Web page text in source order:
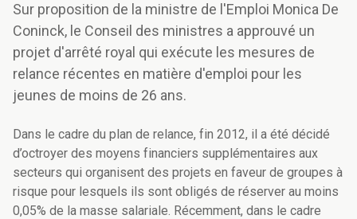
Sur proposition de la ministre de l'Emploi Monica De
Coninck, le Conseil des ministres a approuvé un
projet d'arrêté royal qui exécute les mesures de
relance récentes en matière d'emploi pour les
jeunes de moins de 26 ans.
Dans le cadre du plan de relance, fin 2012, il a été décidé
d’octroyer des moyens financiers supplémentaires aux
secteurs qui organisent des projets en faveur de groupes à
risque pour lesquels ils sont obligés de réserver au moins
0,05% de la masse salariale. Récemment, dans le cadre